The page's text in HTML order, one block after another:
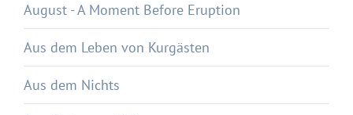
August - A Moment Before Eruption
Aus dem Leben von Kurgästen
Aus dem Nichts